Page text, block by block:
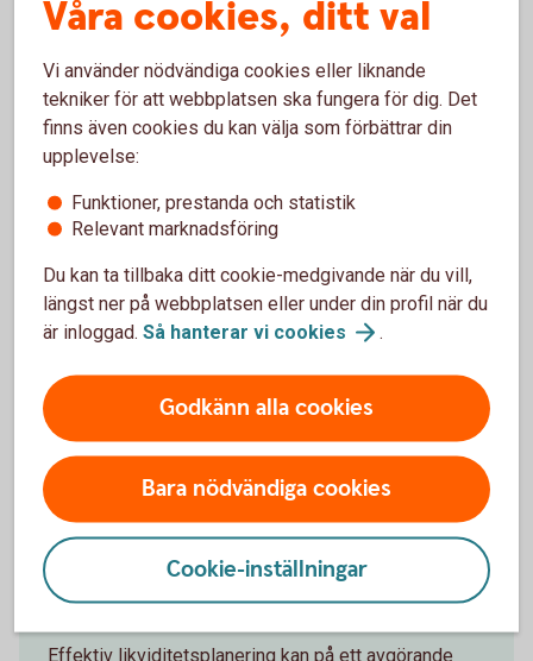
Jörgen Kennemar
Företagarekonom
Småföretagsbarometern
Småföretagsbarometern är Sveriges största
undersökning av småföretagarnas uppfattningar och
förväntningar om konjunkturen.
Småföretagsbarometern
Få kontroll över företagets
likvida medel
Effektiv likviditetsplanering kan på ett avgörande
Våra cookies, ditt val
Vi använder nödvändiga cookies eller liknande
tekniker för att webbplatsen ska fungera för dig. Det
finns även cookies du kan välja som förbättrar din
upplevelse:
Funktioner, prestanda och statistik
Relevant marknadsföring
Du kan ta tillbaka ditt cookie-medgivande när du vill,
längst ner på webbplatsen eller under din profil när du
är inloggad. Så hanterar vi cookies .
Godkänn alla cookies
Bara nödvändiga cookies
Cookie-inställningar